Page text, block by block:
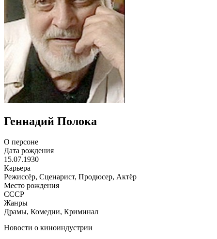
Геннадий Полока
О персоне
Дата рождения
15.07.1930
Карьера
Режиссёр, Сценарист, Продюсер, Актёр
Место рождения
СССР
Жанры
Драмы, Комедии, Криминал
Новости о киноиндустрии